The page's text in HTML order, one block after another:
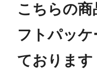
こちらの
フトパッケ
ております